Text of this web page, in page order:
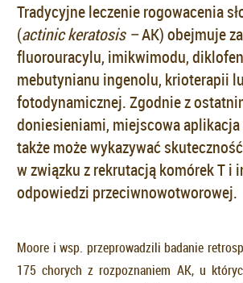
Tradycyjne leczenie rogowacenia
(actinic keratosis –AK) obejmuje
fluorouracylu, imikwimodu,
mebutynianu ingenolu, krioterapii
fotodynamicznej. Zgodnie z
doniesieniami, miejscowa
także może wykazywać
w związku z rekrutacją komórek T i
odpowiedzi przeciwnowotworowej.
Moore i wsp. przeprowadzili badanie
175 chorych z rozpoznaniem AK, u